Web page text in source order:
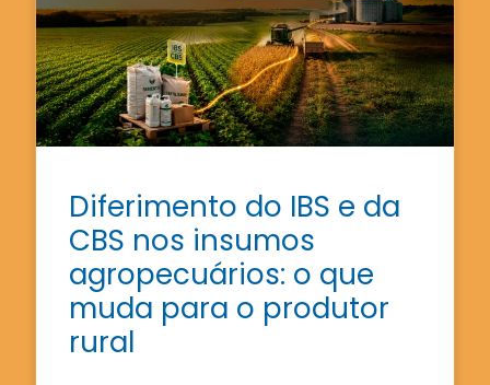
Diferimento do IBS e da
CBS nos insumos
agropecuários: o que
muda para o produtor
rural